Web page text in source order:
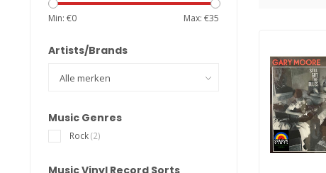
Min: €0 Max: €35
Artists/Brands
Music Genres
Rock(2)
Music Vinyl Record Sorts